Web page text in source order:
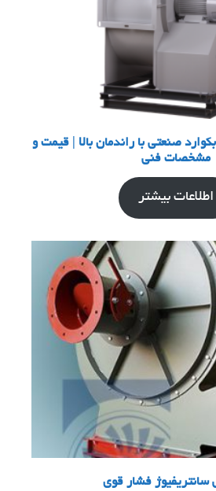
صنعتی با راندمان بالا | قیمت و
مشخصات فنی
اطلاعات بیشتر
فشار قوی